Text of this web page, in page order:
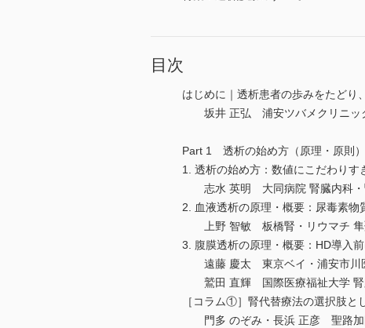
目次
はじめに｜透析患者の歩みをたどり
坂井 正弘 浦安ツバメクリニック
Part 1 透析の始め方（原理・原則）
1. 透析の始め方：数値にこだわり
志水 英明 大同病院 腎臓内科・
2. 血液透析の原理・概要：尿毒素
上野 智敏 板橋腎・リウマチ 隼
3. 腹膜透析の原理・概要：HD導入
遠藤 慶太 東京ベイ・浦安市川
鷲田 直輝 国際医療福祉大学 腎
［コラム①］腎代替療法の選択肢と
門多 のぞみ・長浜 正彦 聖路加